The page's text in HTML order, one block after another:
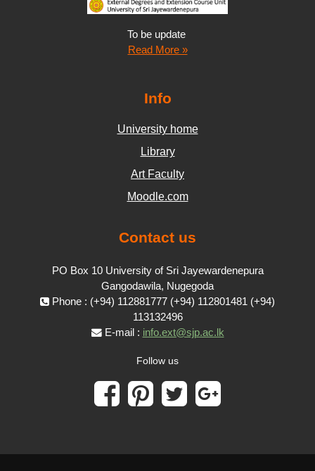
To be update
Read More »
Info
University home
Library
Art Faculty
Moodle.com
Contact us
PO Box 10 University of Sri Jayewardenepura
Gangodawila, Nugegoda
Phone : (+94) 112881777 (+94) 112801481 (+94)
113132496
E-mail : info.ext@sjp.ac.lk
Follow us